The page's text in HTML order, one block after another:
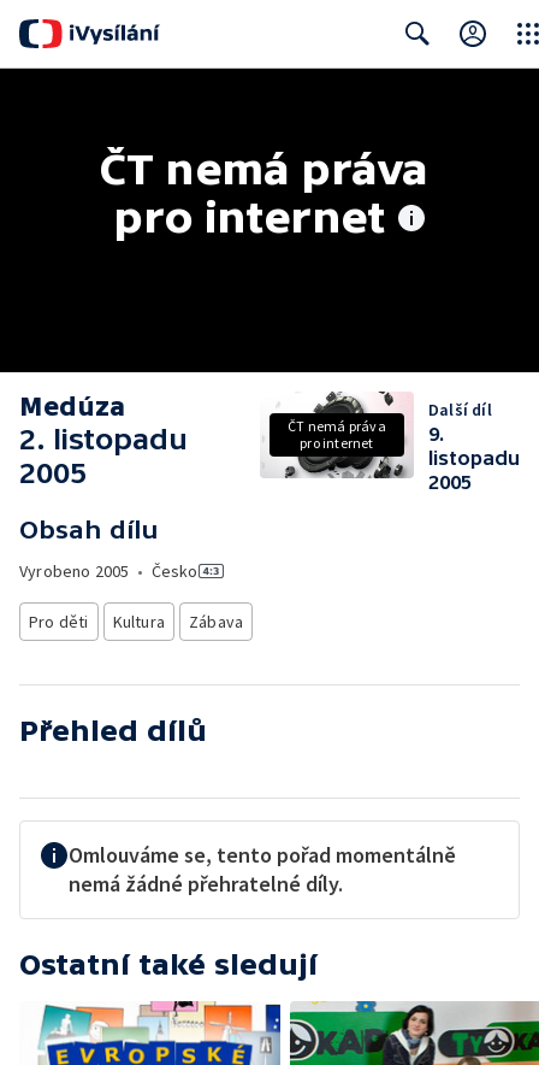
ČT nemá práva
pro internet
Medúza
2. listopadu
2005
Obsah dílu
Vyrobeno 2005 • Česko
Pro děti Kultura Zábava
ČT nemá práva
pro internet
Další díl
9.
listopadu
2005
Přehled dílů
Omlouváme se, tento pořad momentálně
nemá žádné přehratelné díly.
Ostatní také sledují